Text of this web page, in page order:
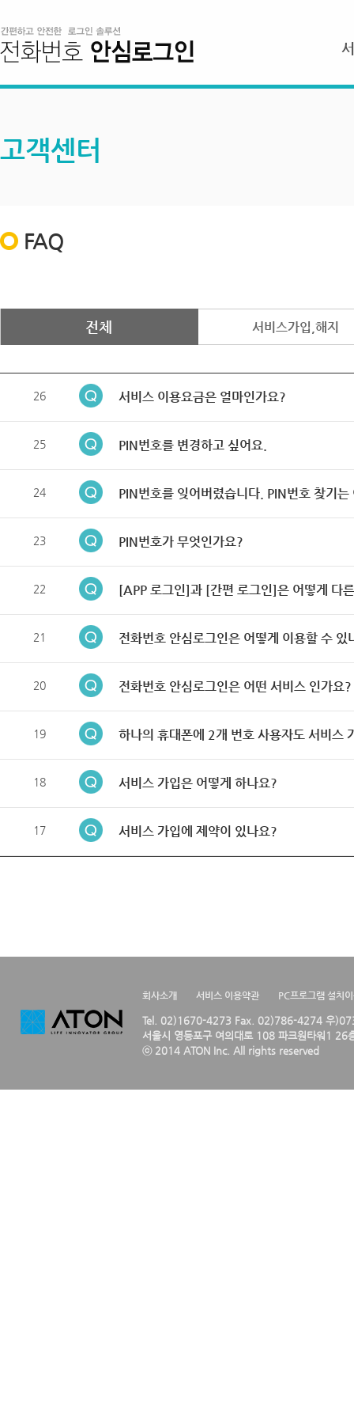
고객센터
FAQ
전체 서비스가입,해지
26 서비스 이용요금은 얼마인가요?
25 PIN번호를 변경하고 싶어요.
24 PIN번호를 잊어버렸습니다. PIN번호 찾기는
23 PIN번호가 무엇인가요?
22 [APP 로그인]과 [간편 로그인]은 어떻게 다
21 전화번호 안심로그인은 어떻게 이용할 수 있
20 전화번호 안심로그인은 어떤 서비스 인가요?
19 하나의 휴대폰에 2개 번호 사용자도 서비스
18 서비스 가입은 어떻게 하나요?
17 서비스 가입에 제약이 있나요?
회사소개 서비스 이용약관 PC프로그램 설치
Tel. 02)1670-4273 Fax. 02)786-4274 우
서울시 영등포구 여의대로 108 파크원타워1 26
ⓒ 2014 ATON Inc. All rights reserved